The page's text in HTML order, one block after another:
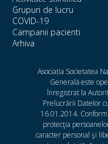
Grupuri de lucru
COVID-19
Campanii pacienti
Arhiva
Asociația Societatea
Generală este
înregistrat la
Prelucrării Datelor
16.01.2014.
protecţia
caracter personal şi